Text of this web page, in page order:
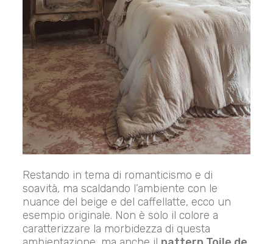
Restando in tema di romanticismo e di
soavità, ma scaldando l’ambiente con le
nuance del beige e del caffellatte, ecco un
esempio originale. Non è solo il colore a
caratterizzare la morbidezza di questa